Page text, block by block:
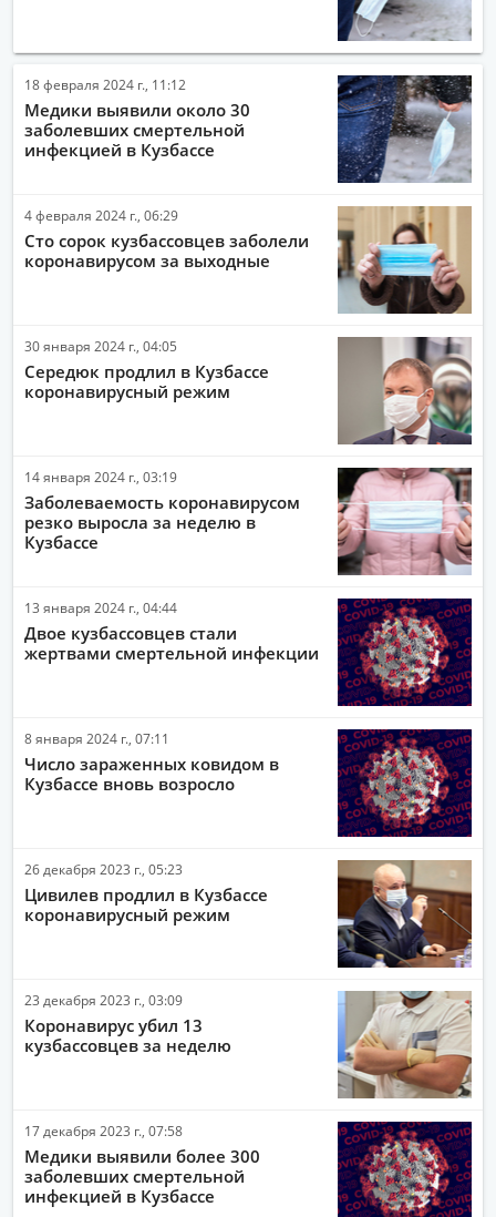
18 февраля 2024 г., 11:12
Медики выявили около 30
заболевших смертельной
инфекцией в Кузбассе
4 февраля 2024 г., 06:29
Сто сорок кузбассовцев заболели
коронавирусом за выходные
30 января 2024 г., 04:05
Середюк продлил в Кузбассе
коронавирусный режим
14 января 2024 г., 03:19
Заболеваемость коронавирусом
резко выросла за неделю в
Кузбассе
13 января 2024 г., 04:44
Двое кузбассовцев стали
жертвами смертельной инфекции
8 января 2024 г., 07:11
Число зараженных ковидом в
Кузбассе вновь возросло
26 декабря 2023 г., 05:23
Цивилев продлил в Кузбассе
коронавирусный режим
23 декабря 2023 г., 03:09
Коронавирус убил 13
кузбассовцев за неделю
17 декабря 2023 г., 07:58
Медики выявили более 300
заболевших смертельной
инфекцией в Кузбассе